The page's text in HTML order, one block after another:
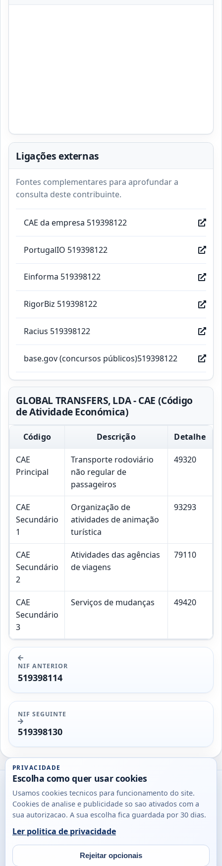
Ligações externas
Fontes complementares para aprofundar a
consulta deste contribuinte.
CAE da empresa 519398122
PortugalIO 519398122
Einforma 519398122
RigorBiz 519398122
Racius 519398122
base.gov (concursos públicos)519398122
GLOBAL TRANSFERS, LDA - CAE (Código
de Atividade Económica)
Código Descrição Detalhe
CAE
Principal
Transporte rodoviário
não regular de
passageiros
49320
CAE
Secundário
1
Organização de
atividades de animação
turística
93293
CAE
Secundário
2
Atividades das agências
de viagens
79110
CAE
Secundário
3
Serviços de mudanças 49420
NIF ANTERIOR
519398114
NIF SEGUINTE
519398130
Utils
DB
Consultas
para
cidadaos,
SobrePrivacidade
Campos
Email
PRIVACIDADE
Escolha como quer usar cookies
Usamos cookies tecnicos para funcionamento do site.
Cookies de analise e publicidade so sao ativados com a
sua autorizacao. A sua escolha fica guardada por 30 dias.
Ler politica de privacidade
Rejeitar opcionais